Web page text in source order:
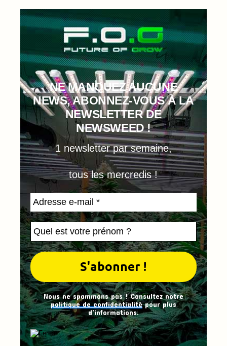
NE MANQUEZ AUCUNE
NEWS, ABONNEZ-VOUS À LA
NEWSLETTER DE
NEWSWEED !
1 newsletter par semaine,
tous les mercredis !
Nous ne spammons pas ! Consultez notre
politique de confidentialitépour plus
d’informations.